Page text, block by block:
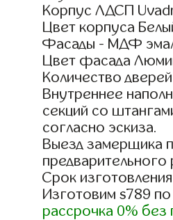
Корпус ЛДСП
Цвет корпуса
Фасады - МДФ
Цвет фасада
Количество
Внутреннее
секций со
согласно эскиза.
Выезд замерщика
предварительного
Срок
Изготовим s789
рассрочка 0% без